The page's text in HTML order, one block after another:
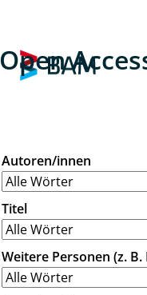
Open
Autoren/innen
Titel
Weitere Personen (z.